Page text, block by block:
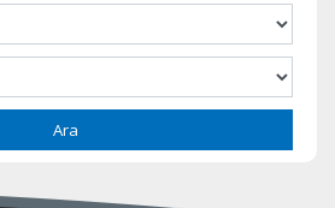
Ara